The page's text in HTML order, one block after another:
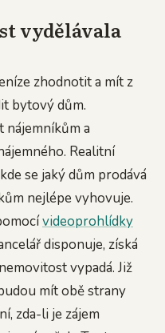
vydělávala
zhodnotit a mít z
bytový dům.
nájemníkům a
Realitní
se jaký dům prodává
nejlépe vyhovuje.
videoprohlídky
disponuje, získá
vypadá. Již
mít obě strany
zda-li je zájem